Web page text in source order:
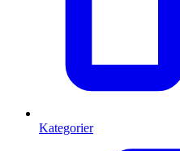
Kategorier